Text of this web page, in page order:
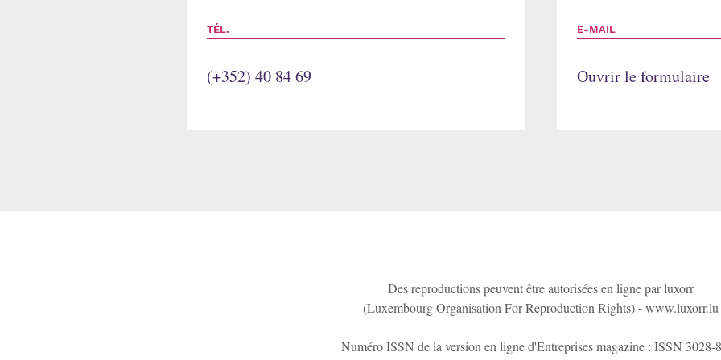
TÉL.
(+352) 40 84 69
E-MAIL
Ouvrir le formulaire
Des reproductions peuvent être autorisées en ligne par luxorr
(Luxembourg Organisation For Reproduction Rights) -www.luxorr.lu
Numéro ISSN de la version en ligne d'Entreprises magazine : ISSN 3028-